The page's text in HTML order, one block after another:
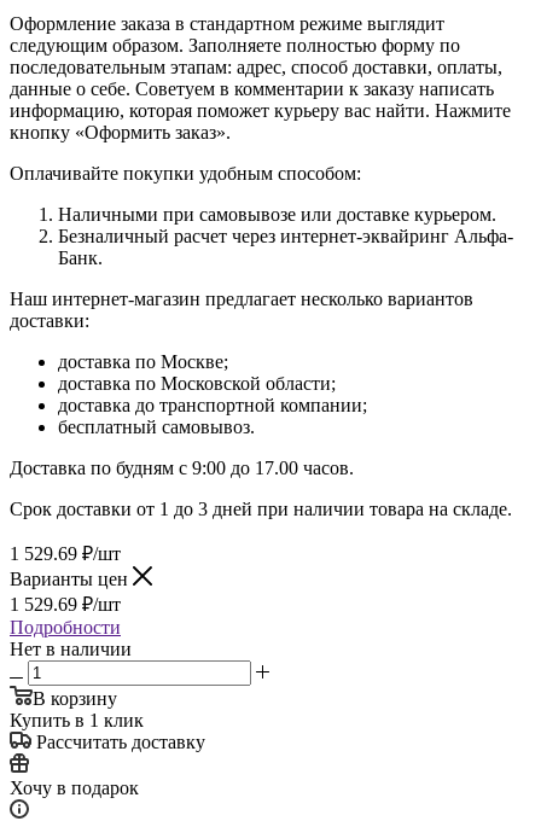
Оформление заказа в стандартном режиме выглядит
следующим образом. Заполняете полностью форму по
последовательным этапам: адрес, способ доставки, оплаты,
данные о себе. Советуем в комментарии к заказу написать
информацию, которая поможет курьеру вас найти. Нажмите
кнопку «Оформить заказ».
Оплачивайте покупки удобным способом:
Наличными при самовывозе или доставке курьером.
Безналичный расчет через интернет-эквайринг Альфа-
Банк.
Наш интернет-магазин предлагает несколько вариантов
доставки:
доставка по Москве;
доставка по Московской области;
доставка до транспортной компании;
бесплатный самовывоз.
Доставка по будням с 9:00 до 17.00 часов.
Срок доставки от 1 до 3 дней при наличии товара на складе.
1 529.69 ₽/шт
Варианты цен
1 529.69 ₽/шт
Подробности
Нет в наличии
В корзину
Купить в 1 клик
Рассчитать доставку
Хочу в подарок